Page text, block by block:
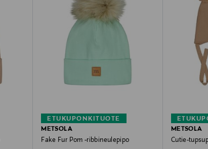
ETUKUPONKITUOTE
METSOLA
Fake Fur Pom -ribbineulepipo
METSOLA
Cutie-